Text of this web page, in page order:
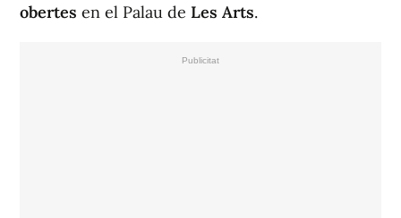
obertes en el Palau de Les Arts.